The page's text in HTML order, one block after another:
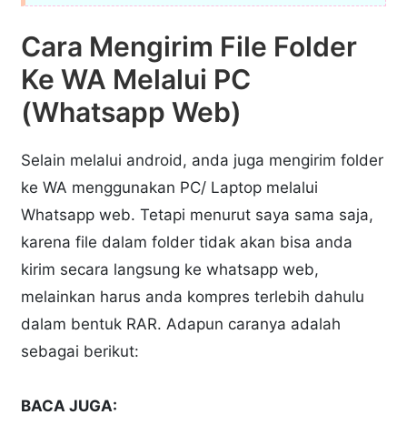
Cara Mengirim File Folder
Ke WA Melalui PC
(Whatsapp Web)
Selain melalui android, anda juga mengirim folder
ke WA menggunakan PC/ Laptop melalui
Whatsapp web. Tetapi menurut saya sama saja,
karena file dalam folder tidak akan bisa anda
kirim secara langsung ke whatsapp web,
melainkan harus anda kompres terlebih dahulu
dalam bentuk RAR. Adapun caranya adalah
sebagai berikut:
BACA JUGA: